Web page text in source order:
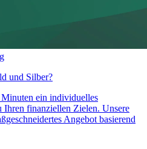
und Silber?
ein individuelles
Ihren finanziellen Zielen. Unsere
Angebot basierend